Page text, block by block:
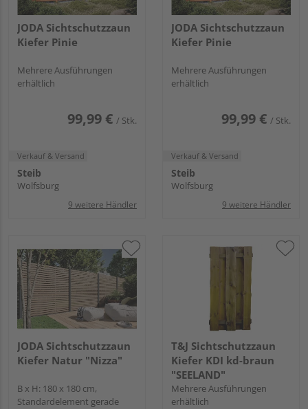
JODA Sichtschutzzaun
Kiefer Pinie
Mehrere Ausführungen
erhältlich
99,99 € / Stk.
Verkauf & Versand
Steib
Wolfsburg
9 weitere Händler
JODA Sichtschutzzaun
Kiefer Pinie
Mehrere Ausführungen
erhältlich
99,99 € / Stk.
Verkauf & Versand
Steib
Wolfsburg
9 weitere Händler
JODA Sichtschutzzaun
Kiefer Natur "Nizza"
B x H: 180 x 180 cm,
Standardelement gerade
T&J Sichtschutzzaun
Kiefer KDI kd-braun
"SEELAND"
Mehrere Ausführungen
erhältlich